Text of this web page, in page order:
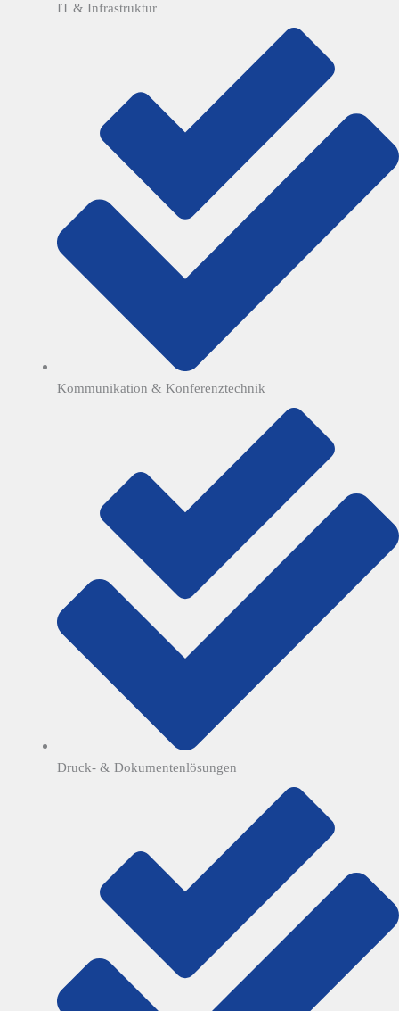
IT & Infrastruktur
Kommunikation & Konferenztechnik
Druck- & Dokumentenlösungen